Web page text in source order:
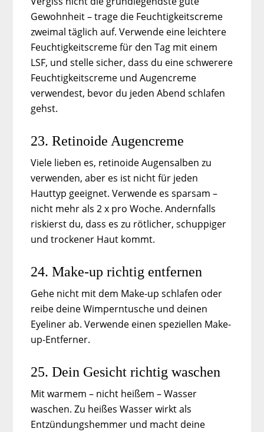
Gewohnheit – trage die Feuchtigkeitscreme
zweimal täglich auf. Verwende eine leichtere
Feuchtigkeitscreme für den Tag mit einem
LSF, und stelle sicher, dass du eine schwerere
Feuchtigkeitscreme und Augencreme
verwendest, bevor du jeden Abend schlafen
gehst.
23. Retinoide Augencreme
Viele lieben es, retinoide Augensalben zu
verwenden, aber es ist nicht für jeden
Hauttyp geeignet. Verwende es sparsam –
nicht mehr als 2 x pro Woche. Andernfalls
riskierst du, dass es zu rötlicher, schuppiger
und trockener Haut kommt.
24. Make-up richtig entfernen
Gehe nicht mit dem Make-up schlafen oder
reibe deine Wimperntusche und deinen
Eyeliner ab. Verwende einen speziellen Make-
up-Entferner.
25. Dein Gesicht richtig waschen
Mit warmem – nicht heißem – Wasser
waschen. Zu heißes Wasser wirkt als
Entzündungshemmer und macht deine